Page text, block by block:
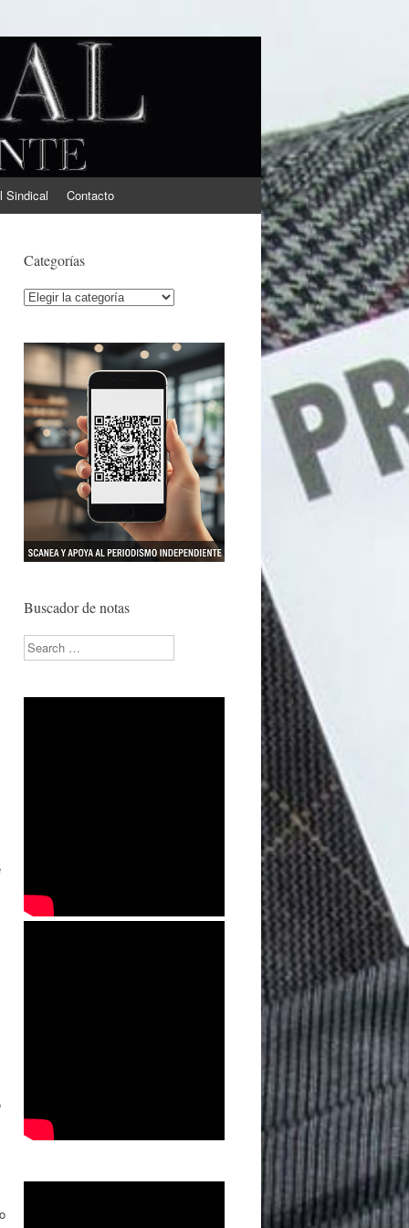
Sindical Contacto
Categorías
Categorías
Buscador de notas
Search